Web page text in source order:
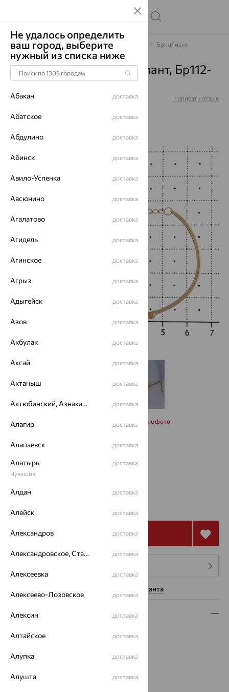
Главная Каталог Браслеты декоративные Бриллиант
Браслет, золото, бриллиант, Бр112-
9208
Артикул: Написать отзыв
Запросить дополнительные фото
Размеры:
18
136 395
Купить
Нужна помощь консультанта
Описание
Вид изделия:
Металл:
Проба:585
Не удалось определить
ваш город, выберите
нужный из списка ниже
Абакан доставка
Абатское доставка
Абдулино доставка
Абинск доставка
Авило-Успенка доставка
Авсюнино доставка
Агалатово доставка
Агидель доставка
Агинское доставка
Агрыз доставка
Адыгейск доставка
Азов доставка
Акбулак доставка
Аксай доставка
Актаныш доставка
Актюбинский, Азнакаевский район доставка
Алагир доставка
Алапаевск доставка
Алатырь
Чувашия
доставка
Алдан доставка
Алейск доставка
Александров доставка
Александровское, Ставропольский край доставка
Алексеевка доставка
Алексеево-Лозовское доставка
Алексин доставка
Алтайское доставка
Алупка доставка
Алушта доставка